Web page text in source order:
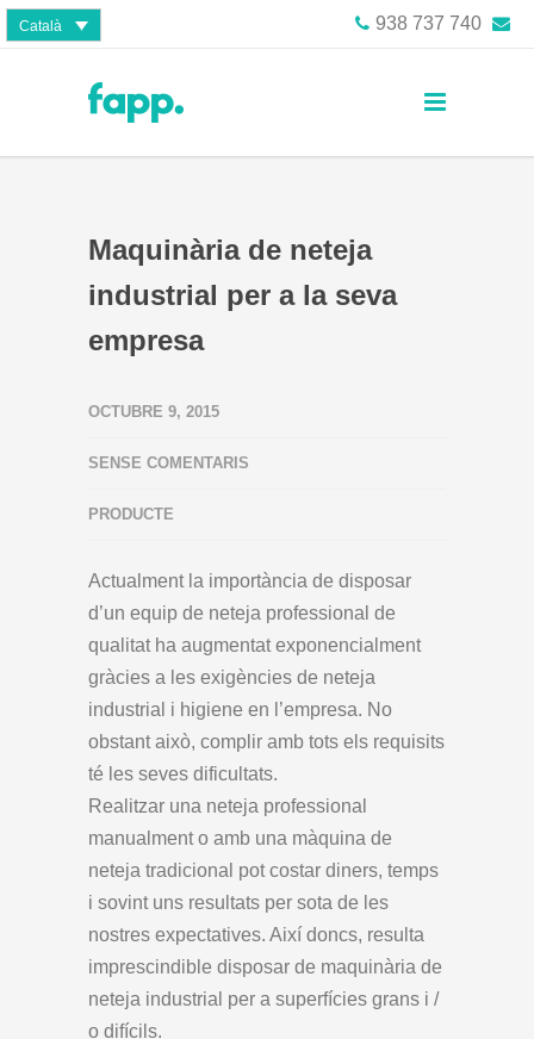
Català 938 737 740
Maquinària de neteja
industrial per a la seva
empresa
OCTUBRE 9, 2015
SENSE COMENTARIS
PRODUCTE
Actualment la importància de disposar
d’un equip de neteja professional de
qualitat ha augmentat exponencialment
gràcies a les exigències de neteja
industrial i higiene en l’empresa. No
obstant això, complir amb tots els requisits
té les seves dificultats.
Realitzar una neteja professional
manualment o amb una màquina de
neteja tradicional pot costar diners, temps
i sovint uns resultats per sota de les
nostres expectatives. Així doncs, resulta
imprescindible disposar de maquinària de
neteja industrial per a superfícies grans i /
o difícils.